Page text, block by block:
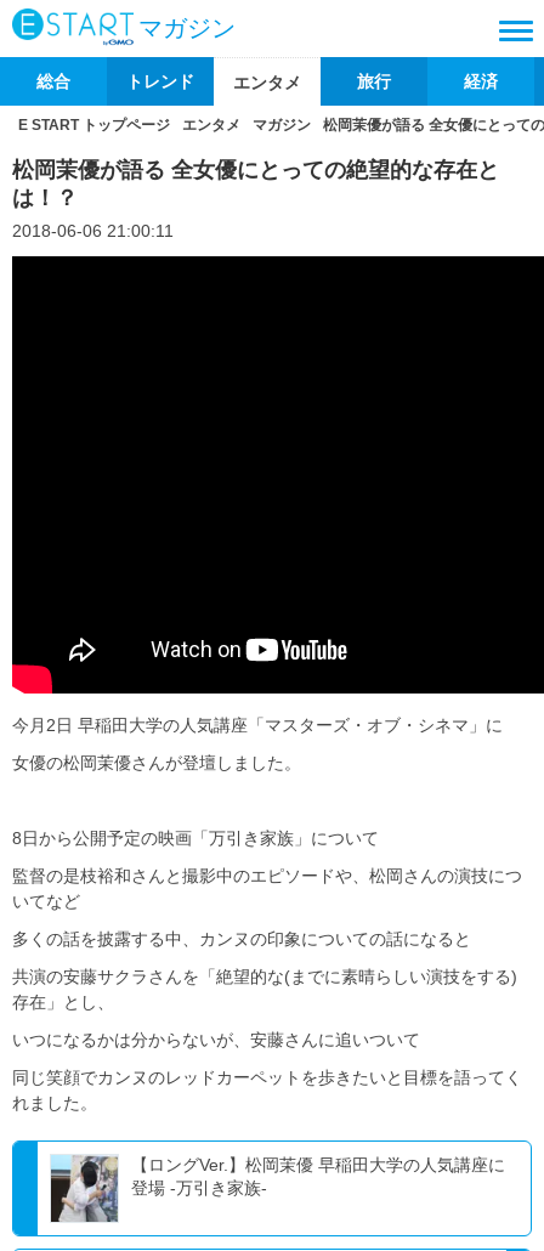
マガジン
総合 トレンド エンタメ 旅行 経済
E START トップページ エンタメ マガジン 松岡茉優が語る 全女優にとって
松岡茉優が語る 全女優にとっての絶望的な存在と
は！？
2018-06-06 21:00:11
今月2日 早稲田大学の人気講座「マスターズ・オブ・シネマ」に
女優の松岡茉優さんが登壇しました。
8日から公開予定の映画「万引き家族」について
監督の是枝裕和さんと撮影中のエピソードや、松岡さんの演技につ
いてなど
多くの話を披露する中、カンヌの印象についての話になると
共演の安藤サクラさんを「絶望的な(までに素晴らしい演技をする)
存在」とし、
いつになるかは分からないが、安藤さんに追いついて
同じ笑顔でカンヌのレッドカーペットを歩きたいと目標を語ってく
れました。
【ロングVer.】松岡茉優 早稲田大学の人気講座に
登場 -万引き家族-